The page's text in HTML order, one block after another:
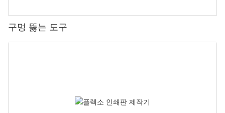
구멍 뚫는 도구